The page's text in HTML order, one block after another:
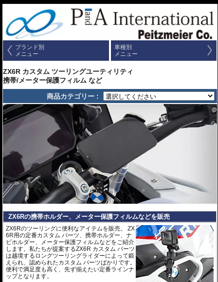
ブランド別
メニュー
車種別
メニュー
ZX6R カスタム ツーリングユーティリティ
携帯/メーター保護フィルム など
商品カテゴリー :
ZX6Rの携帯ホルダー、メーター保護フィルムなどを販売
ZX6Rのツーリングに便利なアイテムを販売。 ZX
6R用の定番カスタム パーツ、携帯ホルダー、ナ
ビホルダー、メーター保護フィルムなどをご紹介
します。私たちが提案するZX6R カスタム パーツ
は越境するロングツーリングライダーによって鍛
えられ、認められたカスタム パーツばかりです。
便利で満足度も高く、先ず揃えたい定番ラインナ
ップとなります。